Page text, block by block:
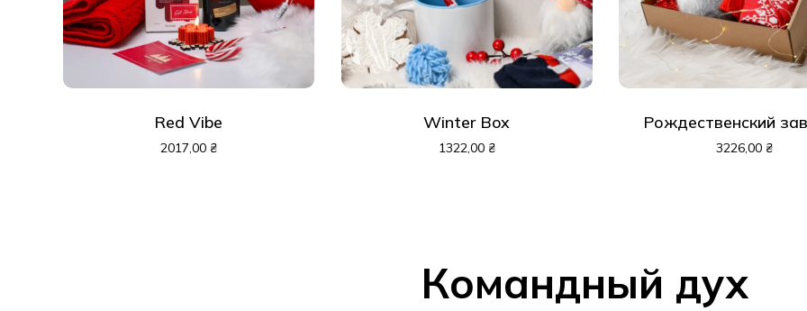
Red Vibe
2017,00 ₴
Winter Box
1322,00 ₴
Рождественский
3226,00 ₴
Командный дух